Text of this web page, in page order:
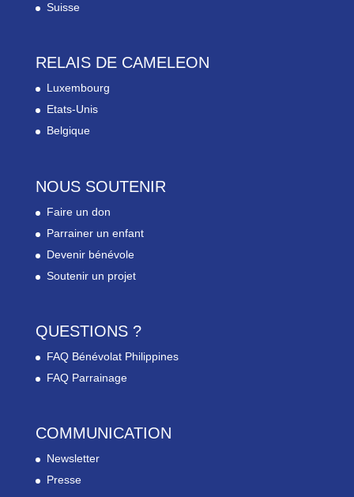
Suisse
RELAIS DE CAMELEON
Luxembourg
Etats-Unis
Belgique
NOUS SOUTENIR
Faire un don
Parrainer un enfant
Devenir bénévole
Soutenir un projet
QUESTIONS ?
FAQ Bénévolat Philippines
FAQ Parrainage
COMMUNICATION
Newsletter
Presse